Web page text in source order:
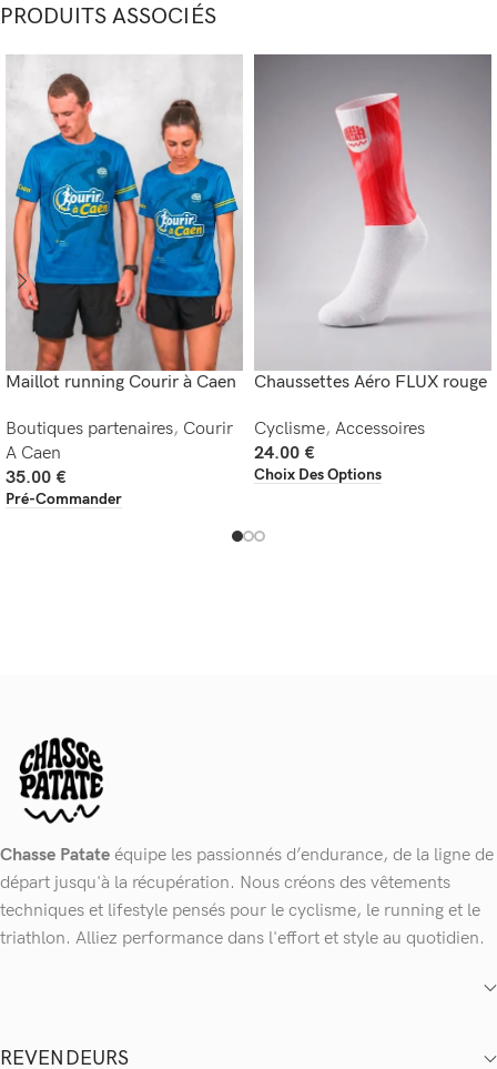
PRODUITS ASSOCIÉS
Maillot running Courir à Caen
Boutiques partenaires, Courir
A Caen
35.00 €
Pré-Commander
Chaussettes Aéro FLUX rouge
Cyclisme, Accessoires
24.00 €
Choix Des Options
Chasse Patate équipe les passionnés d’endurance, de la ligne de
départ jusqu'à la récupération. Nous créons des vêtements
techniques et lifestyle pensés pour le cyclisme, le running et le
triathlon. Alliez performance dans l'effort et style au quotidien.
REVENDEURS